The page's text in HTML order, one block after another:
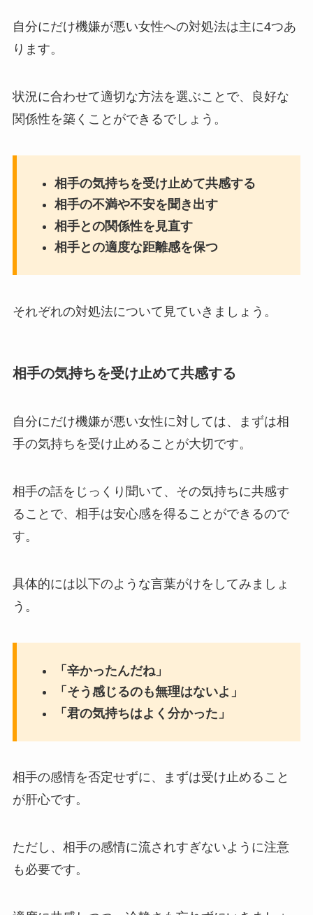
自分にだけ機嫌が悪い女性への対処法は主に4つあ
ります。
状況に合わせて適切な方法を選ぶことで、良好な
関係性を築くことができるでしょう。
相手の気持ちを受け止めて共感する
相手の不満や不安を聞き出す
相手との関係性を見直す
相手との適度な距離感を保つ
それぞれの対処法について見ていきましょう。
相手の気持ちを受け止めて共感する
自分にだけ機嫌が悪い女性に対しては、まずは相
手の気持ちを受け止めることが大切です。
相手の話をじっくり聞いて、その気持ちに共感す
ることで、相手は安心感を得ることができるので
す。
具体的には以下のような言葉がけをしてみましょ
う。
「辛かったんだね」
「そう感じるのも無理はないよ」
「君の気持ちはよく分かった」
相手の感情を否定せずに、まずは受け止めること
が肝心です。
ただし、相手の感情に流されすぎないように注意
も必要です。